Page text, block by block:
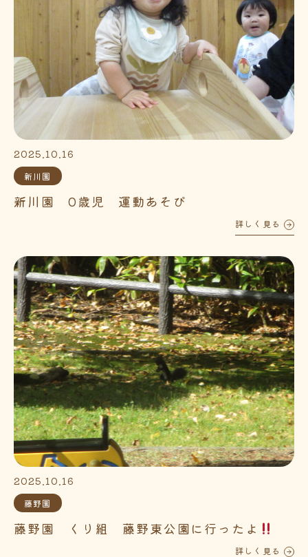
2025.10.16
新川園
新川園 0歳児 運動あそび
詳しく見る
2025.10.16
藤野園
藤野園 くり組 藤野東公園に行ったよ
詳しく見る